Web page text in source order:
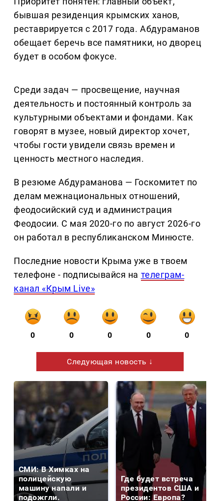
бывшая резиденция крымских ханов,
реставрируется с 2017 года. Абдураманов
обещает беречь все памятники, но дворец
будет в особом фокусе.
Среди задач — просвещение, научная
деятельность и постоянный контроль за
культурными объектами и фондами. Как
говорят в музее, новый директор хочет,
чтобы гости увидели связь времен и
ценность местного наследия.
В резюме Абдураманова — Госкомитет по
делам межнациональных отношений,
феодосийский суд и администрация
Феодосии. С мая 2020-го по август 2026-го
он работал в республиканском Минюсте.
Последние новости Крыма уже в твоем
телефоне - подписывайся на телеграм-
канал «Крым Live»
0 0 0 0 0
Следующая новость ↓
СМИ: В Химках на
полицейскую
машину напали и
подожгли.
Где будет встреча
президентов США и
России: Европа?